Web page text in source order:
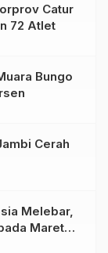
Catur
72 Atlet
Bungo
Cerah
Melebar,
Maret